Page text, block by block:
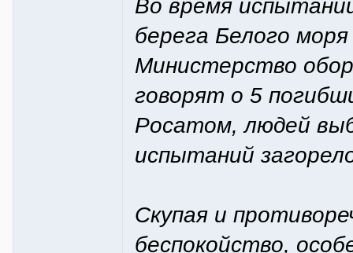
Во время
берега Белого
Министерство
говорят о 5
Росатом, людей
испытаний
Скупая и
беспокойство,